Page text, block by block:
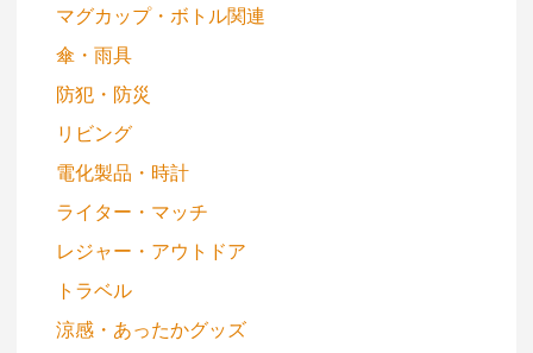
マグカップ・ボトル関連
傘・雨具
防犯・防災
リビング
電化製品・時計
ライター・マッチ
レジャー・アウトドア
トラベル
涼感・あったかグッズ